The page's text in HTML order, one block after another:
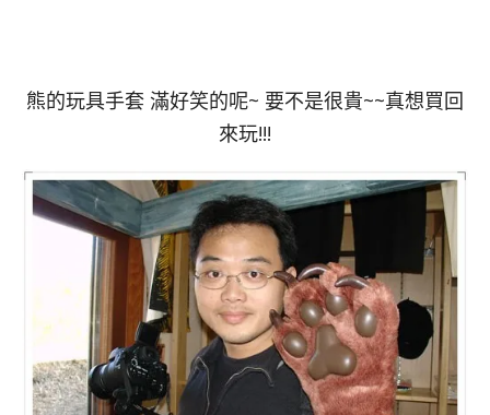
熊的玩具手套 滿好笑的呢~ 要不是很貴~~真想買回
來玩!!!